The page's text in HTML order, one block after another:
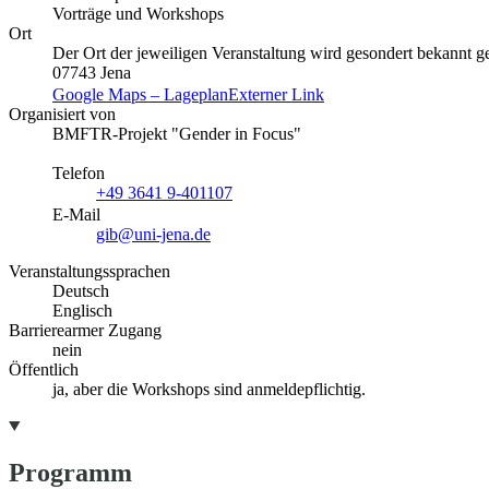
Vorträge und Workshops
Ort
Der Ort der jeweiligen Veranstaltung wird gesondert bekannt
07743 Jena
Google Maps – LageplanExterner Link
Organisiert von
BMFTR-Projekt "Gender in Focus"
Telefon
+49 3641 9-401107
E-Mail
gib@uni-jena.de
Veranstaltungssprachen
Deutsch
Englisch
Barrierearmer Zugang
nein
Öffentlich
ja, aber die Workshops sind anmeldepflichtig.
Programm